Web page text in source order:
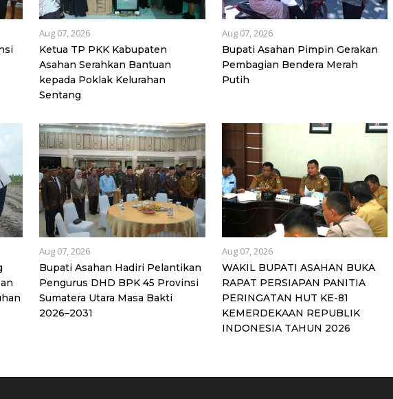
Aug 07, 2026
Ketua TP PKK Kabupaten
Asahan Serahkan Bantuan
kepada Poklak Kelurahan
Sentang
Aug 07, 2026
Bupati Asahan Pimpin Gerakan
Pembagian Bendera Merah
Putih
Aug 07, 2026
Bupati Asahan Hadiri Pelantikan
Pengurus DHD BPK 45 Provinsi
Sumatera Utara Masa Bakti
2026–2031
Aug 07, 2026
WAKIL BUPATI ASAHAN BUKA
RAPAT PERSIAPAN PANITIA
PERINGATAN HUT KE-81
KEMERDEKAAN REPUBLIK
INDONESIA TAHUN 2026